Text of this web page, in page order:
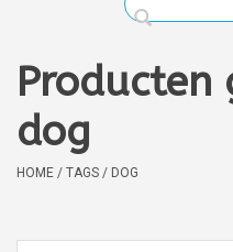
Verzorging
Boekjes
dog
HOME / TAGS / DOG